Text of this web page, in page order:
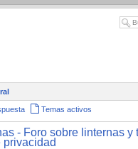
Temas activos
- Foro sobre linternas y
privacidad